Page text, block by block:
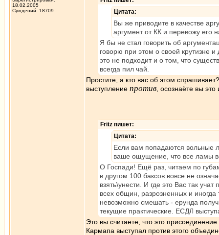
18.02.2005
Суждений: 18709
Цитата:
Вы же приводите в качестве
аргумент от КК и перевожу его
Я бы не стал говорить об
говорю при этом о своей крутизне
это не подходит и о том, что
всегда пил чай.
Простите, а кто вас об этом
выступление против , осознаёте вы это
Fritz пишет:
Цитата:
Если вам попадаются вольные
ваше ощущение, что все ламы
О Госпади! Ещё раз, читаем по
в другом 100 баксов вовсе не
взять\унести. И где это Вас так
всех общин, разрозненных и
невозможно смешать - ерунда
текущие практические. ЕСДЛ
Это вы считаете, что это
Кармапа выступал против этого